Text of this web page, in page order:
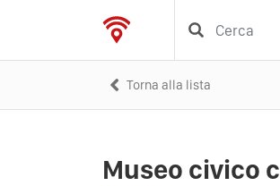
Torna alla lista
Museo civico